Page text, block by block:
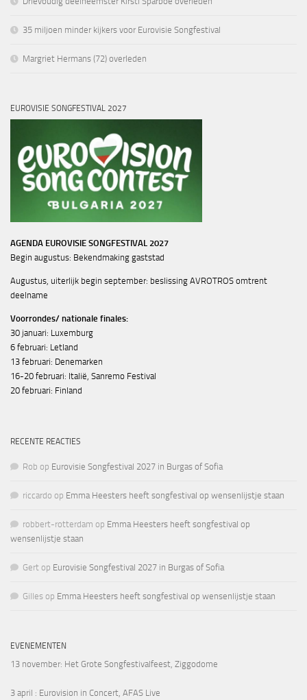
35 miljoen minder kijkers voor Eurovisie Songfestival
Margriet Hermans (72) overleden
EUROVISIE SONGFESTIVAL 2027
AGENDA EUROVISIE SONGFESTIVAL 2027
Begin augustus: Bekendmaking gaststad
Augustus, uiterlijk begin september: beslissing AVROTROS omtrent
deelname
Voorrondes/ nationale finales:
30 januari: Luxemburg
6 februari: Letland
13 februari: Denemarken
16-20 februari: Italië, Sanremo Festival
20 februari: Finland
RECENTE REACTIES
Rob op Eurovisie Songfestival 2027 in Burgas of Sofia
riccardo op Emma Heesters heeft songfestival op wensenlijstje staan
robbert-rotterdam op Emma Heesters heeft songfestival op
wensenlijstje staan
Gert op Eurovisie Songfestival 2027 in Burgas of Sofia
Gilles op Emma Heesters heeft songfestival op wensenlijstje staan
EVENEMENTEN
13 november: Het Grote Songfestivalfeest, Ziggodome
3 april : Eurovision in Concert, AFAS Live